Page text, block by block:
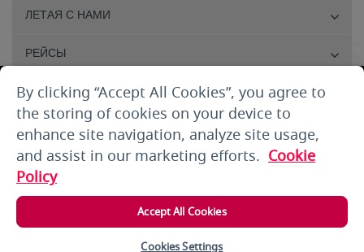
ЛЕТАЯ С НАМИ
РЕЙСЫ
ПОМОЩЬ КЛИЕНТАМ
О НАС
ПРАВИЛА И УСЛОВИЯ
Copyright 2025 © Air Arabia. All rights reserved.
By clicking “Accept All Cookies”, you agree to
the storing of cookies on your device to
enhance site navigation, analyze site usage,
and assist in our marketing efforts. Cookie
Policy
Accept All Cookies
Cookies Settings